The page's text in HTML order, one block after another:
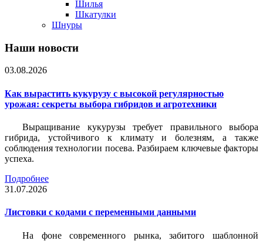
Шилья
Шкатулки
Шнуры
Наши новости
03.08.2026
Как вырастить кукурузу с высокой регулярностью
урожая: секреты выбора гибридов и агротехники
Выращивание кукурузы требует правильного выбора
гибрида, устойчивого к климату и болезням, а также
соблюдения технологии посева. Разбираем ключевые факторы
успеха.
Подробнее
31.07.2026
Листовки c кодами с переменными данными
На фоне современного рынка, забитого шаблонной